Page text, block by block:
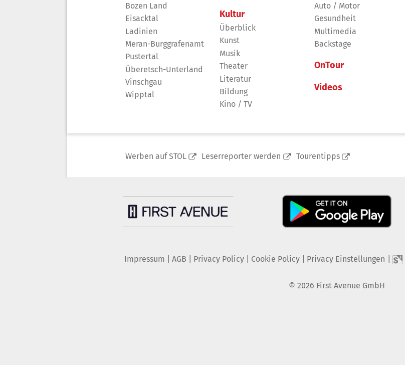
Bozen Land
Eisacktal
Ladinien
Meran-Burggrafenamt
Pustertal
Überetsch-Unterland
Vinschgau
Wipptal
Kultur
Überblick
Kunst
Musik
Theater
Literatur
Bildung
Kino / TV
Auto / Motor
Gesundheit
Multimedia
Backstage
OnTour
Videos
Werben auf STOL Leserreporter werden Tourentipps
Impressum AGB Privacy Policy| Cookie Policy| Privacy Einstellungen
© 2026 First Avenue GmbH